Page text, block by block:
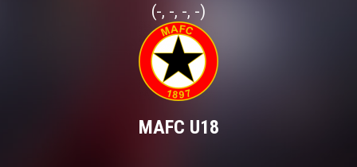
(-, -, -, -)
MAFC U18